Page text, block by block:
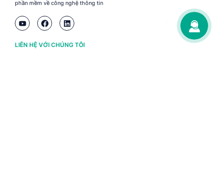
phần mềm về công nghệ thông tin
LIÊN HỆ VỚI CHÚNG TÔI